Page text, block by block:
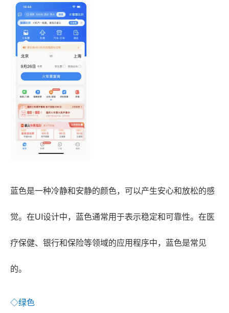
蓝色是一种冷静和安静的颜色，可以产生安心和放松的感
觉。在UI设计中，蓝色通常用于表示稳定和可靠性。在医
疗保健、银行和保险等领域的应用程序中，蓝色是常见
的。
◇绿色